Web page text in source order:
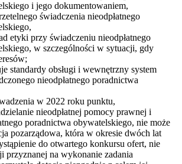
i jego dokumentowaniem,
świadczenia nieodpłatnego
etyki przy świadczeniu nieodpłatnego
w szczególności w sytuacji, gdy
standardy obsługi i wewnętrzny system
nieodpłatnego poradnictwa
w 2022 roku punktu,
nieodpłatnej pomocy prawnej i
poradnictwa obywatelskiego, nie może
pozarządowa, która w okresie dwóch lat
do otwartego konkursu ofert, nie
przyznanej na wykonanie zadania